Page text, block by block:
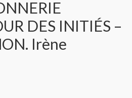
DES INITIÉS –
Irène